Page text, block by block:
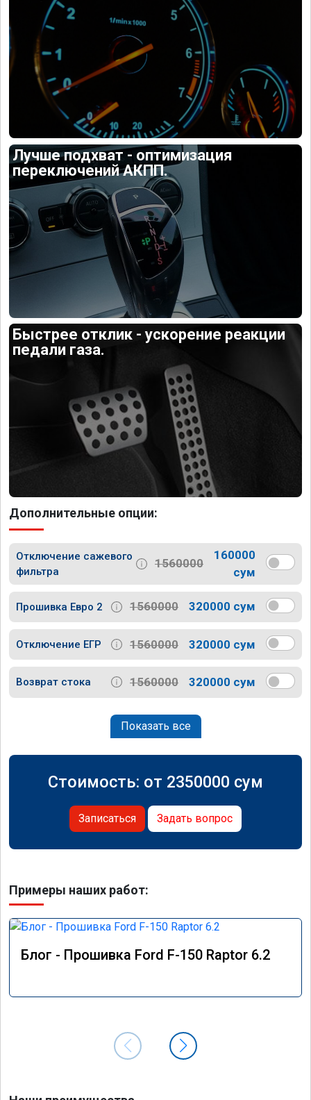
Лучше подхват - оптимизация
переключений АКПП.
Быстрее отклик - ускорение реакции
педали газа.
Дополнительные опции:
Отключение сажевого
фильтра
1560000
160000
сум
Прошивка Евро 2 1560000 320000 сум
Отключение ЕГР 1560000 320000 сум
Возврат стока 1560000 320000 сум
Показать все
Стоимость: от 2350000 сум
Записаться Задать вопрос
Примеры наших работ:
Блог - Прошивка Ford F-150 Raptor 6.2